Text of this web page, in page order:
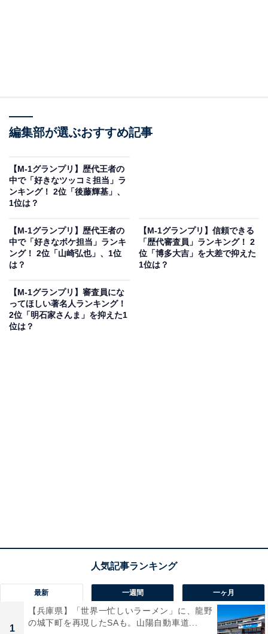
編集部が選ぶおすすめ記事
【M-1グランプリ】歴代王者の
中で「好きなツッコミ担当」ラ
ンキング！ 2位「後藤輝基」、
1位は？
【M-1グランプリ】歴代王者の
中で「好きなボケ担当」ランキ
ング！ 2位「山崎弘也」、1位
は？
【M-1グランプリ】信頼できる
「歴代審査員」ランキング！ 2
位「博多大吉」を大差で抑えた
1位は？
【M-1グランプリ】審査員にな
ってほしい著名人ランキング！
2位「明石家さんま」を抑えた1
位は？
最新 一週間 一ヶ月
1
【兵庫県】「世界一忙しいラーメン」に、龍野
の城下町を再現したSAも。山陽自動車道...